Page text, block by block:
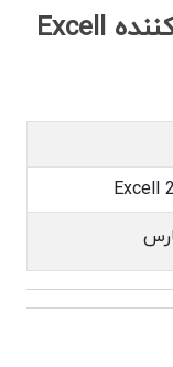
مشخصات فنی محلول تمیزکننده Excell
Excell